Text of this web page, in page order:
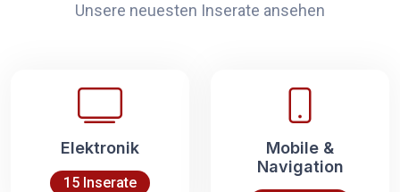
Unsere neuesten Inserate ansehen
Elektronik
15 Inserate
Mobile &
Navigation